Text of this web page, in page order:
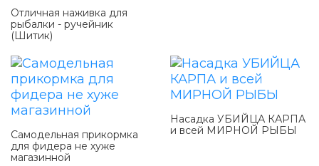
Отличная наживка для
рыбалки - ручейник
(Шитик)
Самодельная прикормка
для фидера не хуже
магазинной
Насадка УБИЙЦА КАРПА
и всей МИРНОЙ РЫБЫ